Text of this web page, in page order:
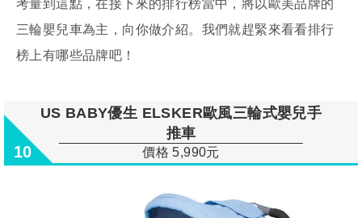
考量到這點，在接下來的排行榜當中，將以歐美品牌的
三輪嬰兒車為主，向你做介紹。我們就趕緊來看看排行
榜上有哪些品牌吧！
10
US BABY優生 ELSKER歐風三輪式嬰兒手
推車
價格 5,990元